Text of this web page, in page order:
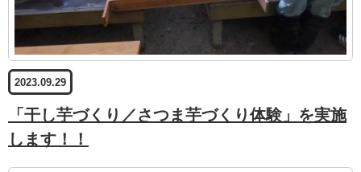
2023.09.29
「干し芋づくり／さつま芋づくり体験」を実施
します！！